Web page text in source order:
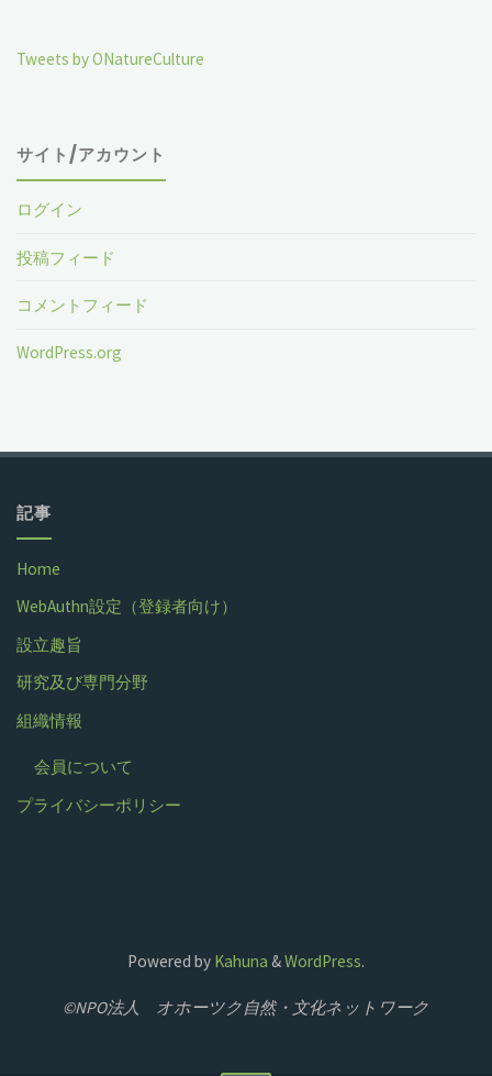
Tweets by ONatureCulture
サイト/アカウント
ログイン
投稿フィード
コメントフィード
WordPress.org
記事
Home
WebAuthn設定（登録者向け）
設立趣旨
研究及び専門分野
組織情報
会員について
プライバシーポリシー
Powered by Kahuna &WordPress.
©NPO法人 オホーツク自然・文化ネットワーク